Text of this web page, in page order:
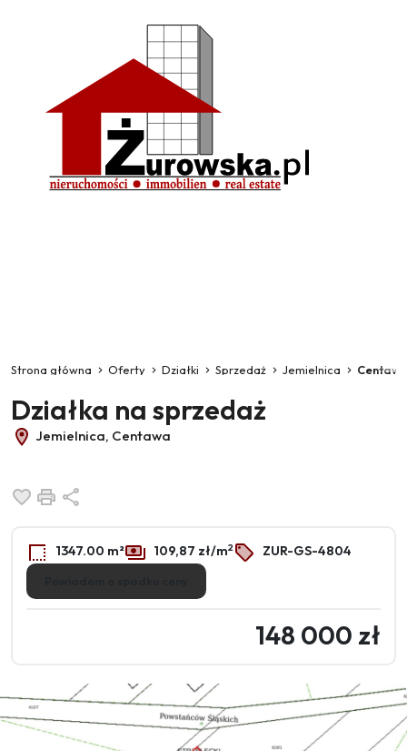
Strona główna Oferty Działki Sprzedaż Jemielnica
Działka na sprzedaż
Jemielnica, Centawa
Dodaj do ulubionych
Drukuj
1347.00 m² 109,87 zł/m2 ZUR-GS-4804
148 000 zł